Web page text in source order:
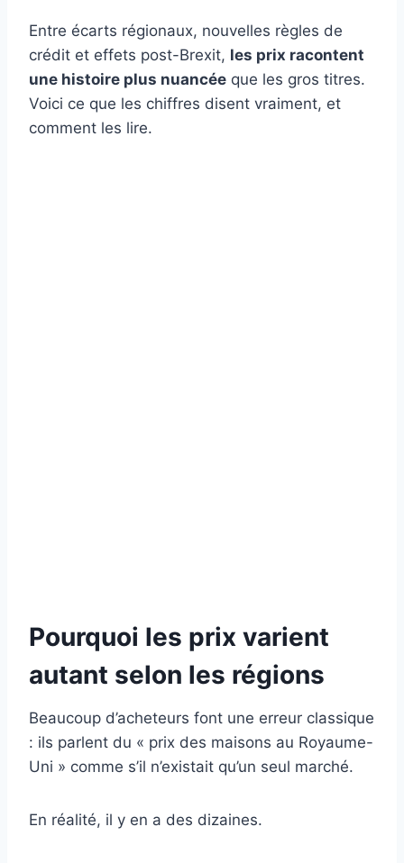
Entre écarts régionaux, nouvelles règles de
crédit et effets post-Brexit, les prix racontent
une histoire plus nuancée que les gros titres.
Voici ce que les chiffres disent vraiment, et
comment les lire.
Pourquoi les prix varient
autant selon les régions
Beaucoup d’acheteurs font une erreur classique
: ils parlent du « prix des maisons au Royaume-
Uni » comme s’il n’existait qu’un seul marché.
En réalité, il y en a des dizaines.